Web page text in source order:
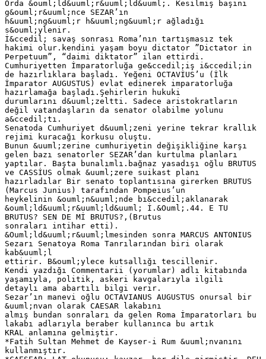
Orda &ouml;ld&uuml;r&uuml;ld&uuml;. Kesilmiş başını
g&ouml;r&uuml;nce SEZAR’ın
h&uuml;ng&uuml;r h&uuml;ng&uuml;r ağladığı
s&ouml;ylenir.
İ&ccedil; savaş sonrası Roma’nın tartışmasız tek
hakimi olur.kendini yaşam boyu dictator ”Dictator in
Perpetuum”, “daimi diktator” ilan ettirdi.
Cumhuriyetten İmparatorluğa ge&ccedil;iş i&ccedil;in
de hazırlıklara başladı. Yeğeni OCTAVİUS’u (İlk
İmparator AUGUSTUS) evlat edinerek imparatorluğa
hazırlamağa başladı.Şehirlerin hukuki
durumlarını d&uuml;zeltti. Sadece aristokratların
değil vatandaşların da senator olabilme yolunu
a&ccedil;tı.
Senatoda Cumhuriyet d&uuml;zeni yerine tekrar krallık
rejimi kuracağı korkusu oluştu.
Bunun &uuml;zerine cumhuriyetin değişikliğine karşı
gelen bazı senatorler SEZAR’dan kurtulma planları
yaptılar. Başta bunalımlı.bağnaz yasadışı oğlu BRUTUS
ve CASSİUS olmak &uuml;zere suikast planı
hazırladılar Bir senato toplantısına girerken BRUTUS
(Marcus Junius) tarafından Pompeius’un
heykelinin &ouml;n&uuml;nde bı&ccedil;aklanarak
&ouml;ld&uuml;r&uuml;ld&uuml; İ.&Ouml;.44. E TU
BRUTUS? SEN DE Mİ BRUTUS?,(Brutus
sonraları intihar etti).
&Ouml;ld&uuml;r&uuml;lmesinden sonra MARCUS ANTONIUS
Sezarı Senatoya Roma Tanrılarından biri olarak
kab&uuml;l
ettirir. B&ouml;ylece kutsallığı tescillenir.
Kendi yazdığı Commentarii (yorumlar) adlı kitabında
yaşamıyla, politik, askeri kavgalarıyla ilgili
detaylı ama abartılı bilgi verir.
Sezar’ın manevi oğlu OCTAVIANUS AUGUSTUS onursal bir
&uuml;nvan olarak CAESAR lakabını
almış bundan sonraları da gelen Roma İmparatorları bu
lakabı adlarıyla beraber kullanınca bu artık
KRAL anlamına gelmiştir.
*Fatih Sultan Mehmet de Kayser-i Rum &uuml;nvanını
kullanmıştır.